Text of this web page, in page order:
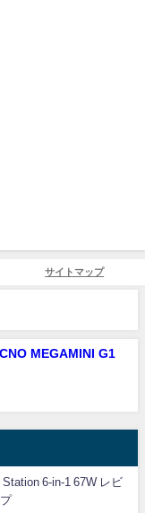
サイトマップ
MEGAMINI G1
6-in-1 67W レビ